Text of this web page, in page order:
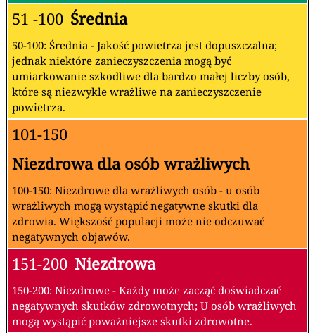
51 -100 Średnia
50-100: Średnia - Jakość powietrza jest dopuszczalna;
jednak niektóre zanieczyszczenia mogą być
umiarkowanie szkodliwe dla bardzo małej liczby osób,
które są niezwykle wrażliwe na zanieczyszczenie
powietrza.
101-150
Niezdrowa dla osób wrażliwych
100-150: Niezdrowe dla wrażliwych osób - u osób
wrażliwych mogą wystąpić negatywne skutki dla
zdrowia. Większość populacji może nie odczuwać
negatywnych objawów.
151-200 Niezdrowa
150-200: Niezdrowe - Każdy może zacząć doświadczać
negatywnych skutków zdrowotnych; U osób wrażliwych
mogą wystąpić poważniejsze skutki zdrowotne.